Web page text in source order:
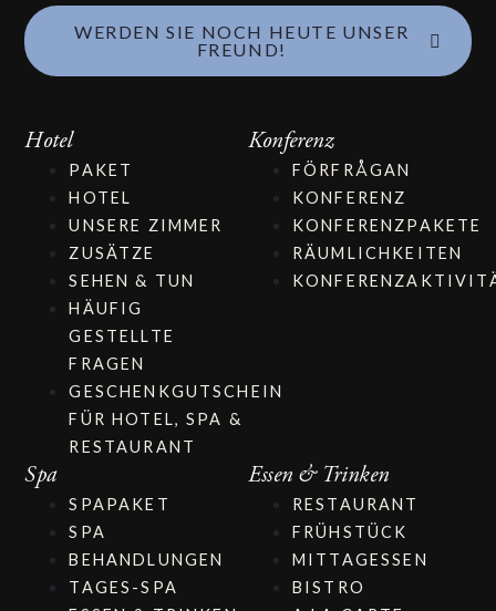
WERDEN SIE NOCH HEUTE UNSER
FREUND!
Hotel
PAKET
HOTEL
UNSERE ZIMMER
ZUSÄTZE
SEHEN & TUN
HÄUFIG
GESTELLTE
FRAGEN
GESCHENKGUTSCHEIN
FÜR HOTEL, SPA &
RESTAURANT
Konferenz
FÖRFRÅGAN
KONFERENZ
KONFERENZPAKETE
RÄUMLICHKEITEN
Spa
SPAPAKET
SPA
BEHANDLUNGEN
TAGES-SPA
Essen & Trinken
RESTAURANT
FRÜHSTÜCK
MITTAGESSEN
BISTRO